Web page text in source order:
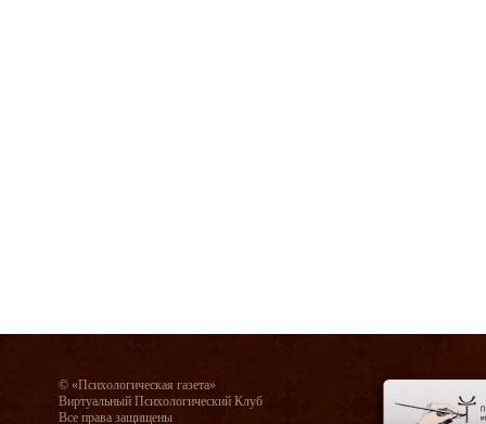
© «Психологическая газета»
Виртуальный Психологический Клуб
Все права защищены